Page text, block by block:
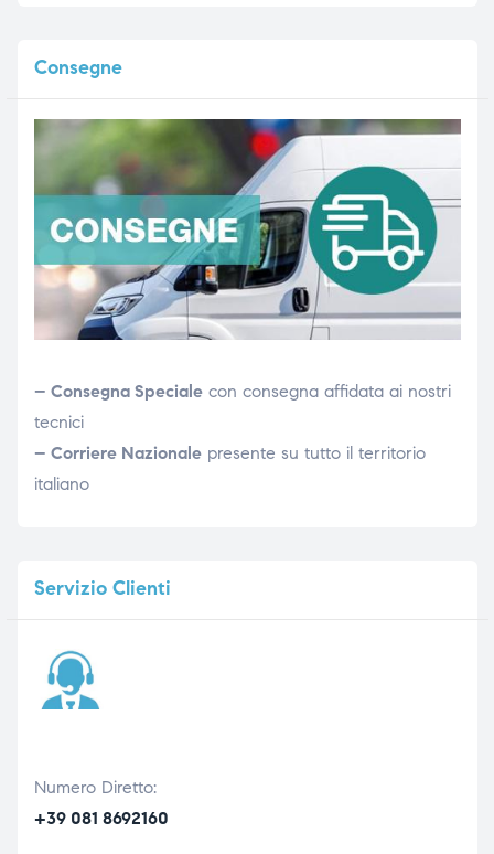
Consegne
– Consegna Specialecon consegna affidata ai nostri
tecnici
– Corriere Nazionalepresente su tutto il territorio
italiano
ServizioClienti
Numero Diretto:
+39 081 8692160